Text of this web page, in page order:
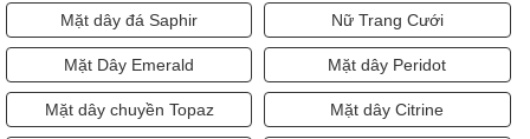
Mặt dây đá Saphir Nữ Trang Cưới
Mặt Dây Emerald Mặt dây Peridot
Mặt dây chuyền Topaz Mặt dây Citrine